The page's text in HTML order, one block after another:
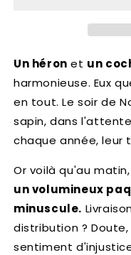
Un héron et un
harmonieuse. Eux
en tout. Le soir de
sapin, dans
chaque année, leur
Or voilà qu'au matin,
un volumineux
minuscule.
distribution ?
sentiment